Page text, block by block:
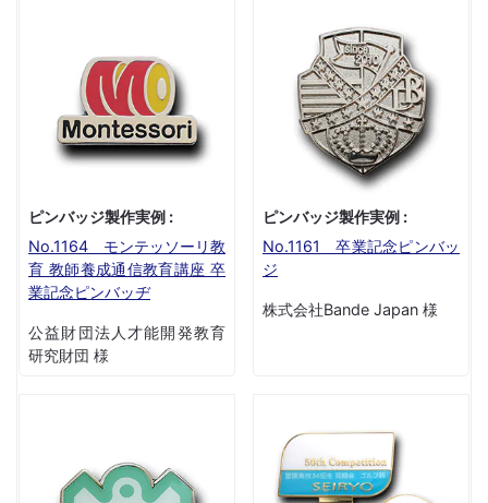
ピンバッジ製作実例 :
No.1164 モンテッソーリ教
育 教師養成通信教育講座 卒
業記念ピンバッヂ
公益財団法人才能開発教育
研究財団 様
ピンバッジ製作実例 :
No.1161 卒業記念ピンバッ
ジ
株式会社Bande Japan 様